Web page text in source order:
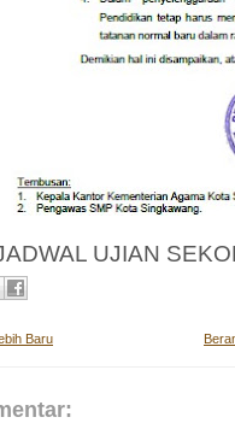
UJIAN
Baru